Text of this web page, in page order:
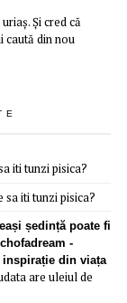
Și cred că
caută din nou
iti tunzi pisica?
sa iti tunzi pisica?
ședință poate fi
-
din viața
are uleiul de